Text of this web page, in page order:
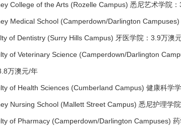
College of the Arts (Rozelle Campus) 悉尼艺术学院：
Medical School (Camperdown/Darlington Campuses)
of Dentistry (Surry Hills Campus) 牙医学院：3.9万澳
of Veterinary Science (Camperdown/Darlington
万澳元/年
of Health Sciences (Cumberland Campus) 健康科学
Nursing School (Mallett Street Campus) 悉尼护理学
of Pharmacy (Camperdown/Darlington Campuses)